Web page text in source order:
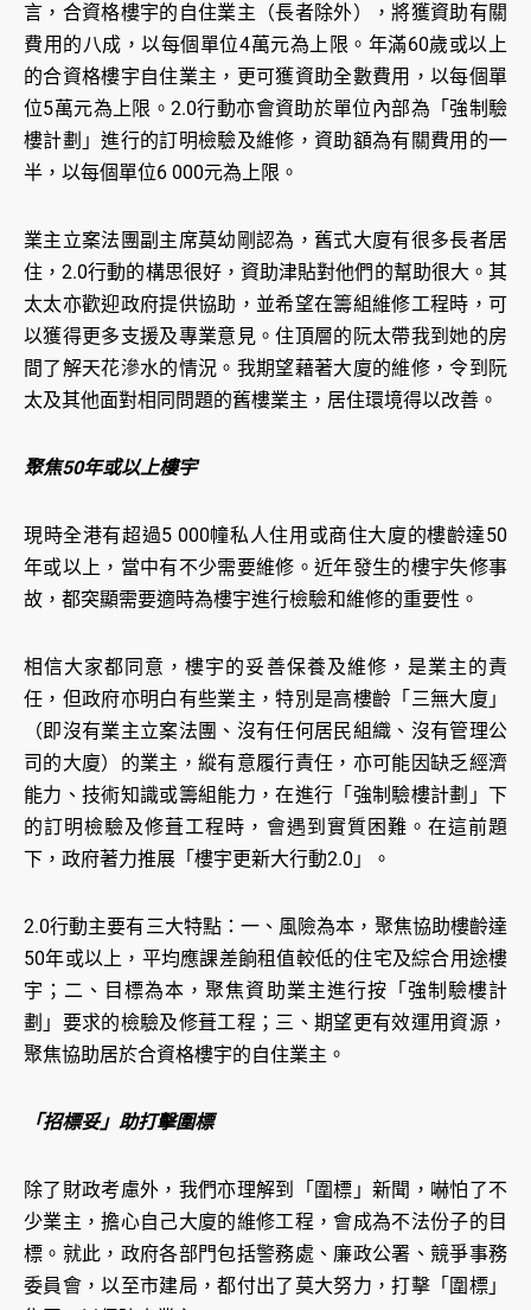
言，合資格樓宇的自住業主（長者除外），將獲資助有關
費用的八成，以每個單位4萬元為上限。年滿60歲或以上
的合資格樓宇自住業主，更可獲資助全數費用，以每個單
位5萬元為上限。2.0行動亦會資助於單位內部為「強制驗
樓計劃」進行的訂明檢驗及維修，資助額為有關費用的一
半，以每個單位6 000元為上限。
業主立案法團副主席莫幼剛認為，舊式大廈有很多長者居
住，2.0行動的構思很好，資助津貼對他們的幫助很大。其
太太亦歡迎政府提供協助，並希望在籌組維修工程時，可
以獲得更多支援及專業意見。住頂層的阮太帶我到她的房
間了解天花滲水的情況。我期望藉著大廈的維修，令到阮
太及其他面對相同問題的舊樓業主，居住環境得以改善。
聚焦50年或以上樓宇
現時全港有超過5 000幢私人住用或商住大廈的樓齡達50
年或以上，當中有不少需要維修。近年發生的樓宇失修事
故，都突顯需要適時為樓宇進行檢驗和維修的重要性。
相信大家都同意，樓宇的妥善保養及維修，是業主的責
任，但政府亦明白有些業主，特別是高樓齡「三無大廈」
（即沒有業主立案法團、沒有任何居民組織、沒有管理公
司的大廈）的業主，縱有意履行責任，亦可能因缺乏經濟
能力、技術知識或籌組能力，在進行「強制驗樓計劃」下
的訂明檢驗及修葺工程時，會遇到實質困難。在這前題
下，政府著力推展「樓宇更新大行動2.0」。
2.0行動主要有三大特點：一、風險為本，聚焦協助樓齡達
50年或以上，平均應課差餉租值較低的住宅及綜合用途樓
宇；二、目標為本，聚焦資助業主進行按「強制驗樓計
劃」要求的檢驗及修葺工程；三、期望更有效運用資源，
聚焦協助居於合資格樓宇的自住業主。
「招標妥」助打擊圍標
除了財政考慮外，我們亦理解到「圍標」新聞，嚇怕了不
少業主，擔心自己大廈的維修工程，會成為不法份子的目
標。就此，政府各部門包括警務處、廉政公署、競爭事務
委員會，以至市建局，都付出了莫大努力，打擊「圍標」